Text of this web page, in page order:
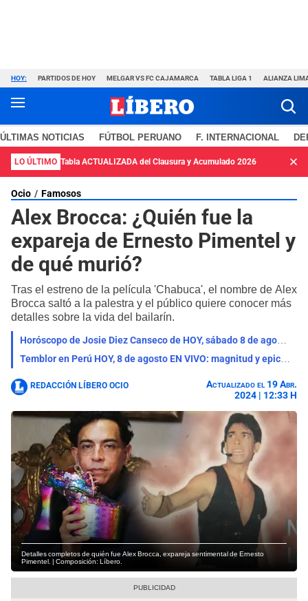
HOY: PARTIDOS DE HOY MELGAR VS FC CAJAMARCA TABLA LIGA 1 ALIANZA
ÚLTIMAS NOTICIAS FÚTBOL PERUANO F. INTERNACIONAL
LO ÚLTIMO Tabla ACTUALIZADA del Clausura y Acumulado 2026
Ocio Famosos
Alex Brocca: ¿Quién fue la
expareja de Ernesto Pimentel y
de qué murió?
Tras el estreno de la película 'Chabuca', el nombre de Alex
Brocca saltó a la palestra y el público quiere conocer más
detalles sobre la vida del bailarín.
Horóscopo de Josie Diez Canseco de HOY, sábado 8 de agosto: acertadas predicciones en el amor, salud y dinero
Temblor en Perú HOY, 8 de agosto EN VIVO: magnitud y epicentro de los últimos sismos según IGP
REDACCIÓN LÍBERO OCIO
Actualizado el 19 Abr.
2024 | 12:33 H
Detalles completos de quién fue Alex Brocca, expareja sentimental de Ernesto
Pimentel. | Composición: Líbero.